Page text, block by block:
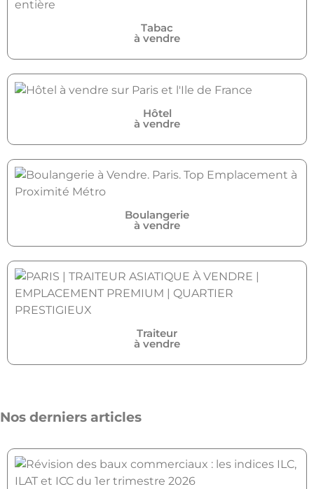
Tabac
à vendre
Hôtel
à vendre
Boulangerie
à vendre
Traiteur
à vendre
Nos derniers articles